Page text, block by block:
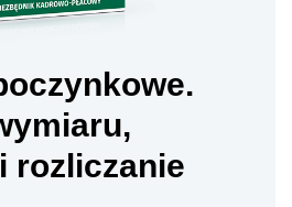
rozliczanie